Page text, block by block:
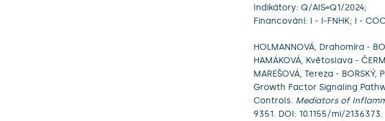
Indikátory: Q/AIS=Q1/2024;
Financování: I - I-FNHK; I -
HOLMANNOVÁ, Drahomíra -
HAMÁKOVÁ, Květoslava -
MAREŠOVÁ, Tereza -
Growth Factor Signaling
Controls. Mediators of
9351. DOI: 10.1155/mi/2136373.